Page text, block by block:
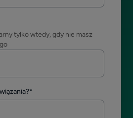
tylko wtedy, gdy nie masz
*